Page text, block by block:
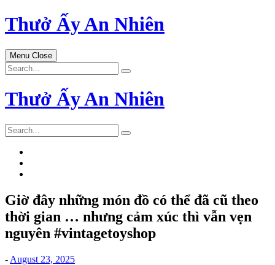
Skip
to
Thưở Ấy An Nhiên
Menu Close
Search
for:
Thưở Ấy An Nhiên
Search
for:
Giờ đây những món đồ có thể đã cũ theo
thời gian … nhưng cảm xúc thì vẫn vẹn
nguyên #vintagetoyshop
- August 23, 2025